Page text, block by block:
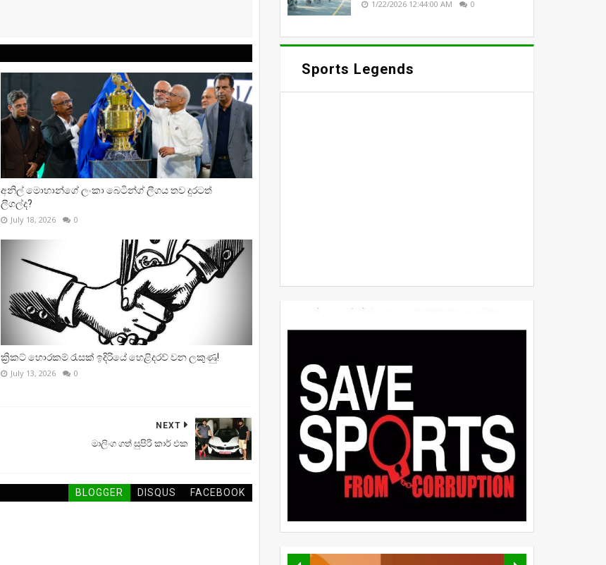
අනිල් මොහාන්ගේ ලංකා බෙටින්ග් ලීගය තව දුරටත්
ලීගල්ද?
July 18, 2026 0
ක්‍රිකට් හොරකම් රැසක් ඉදිරියේ හෙළිදරව් වන ලකුණු!
July 13, 2026 0
NEXT
මාලිංග ගත් සුපිරි කාර් එක
BLOGGER DISQUS FACEBOOK
1/22/2026 12:44:00 AM 0
Sports Legends